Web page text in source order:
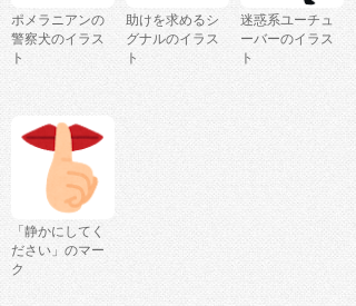
ポメラニアンの
警察犬のイラス
ト
助けを求めるシ
グナルのイラス
ト
迷惑系ユーチュ
ーバーのイラス
ト
「静かにしてく
ださい」のマー
ク